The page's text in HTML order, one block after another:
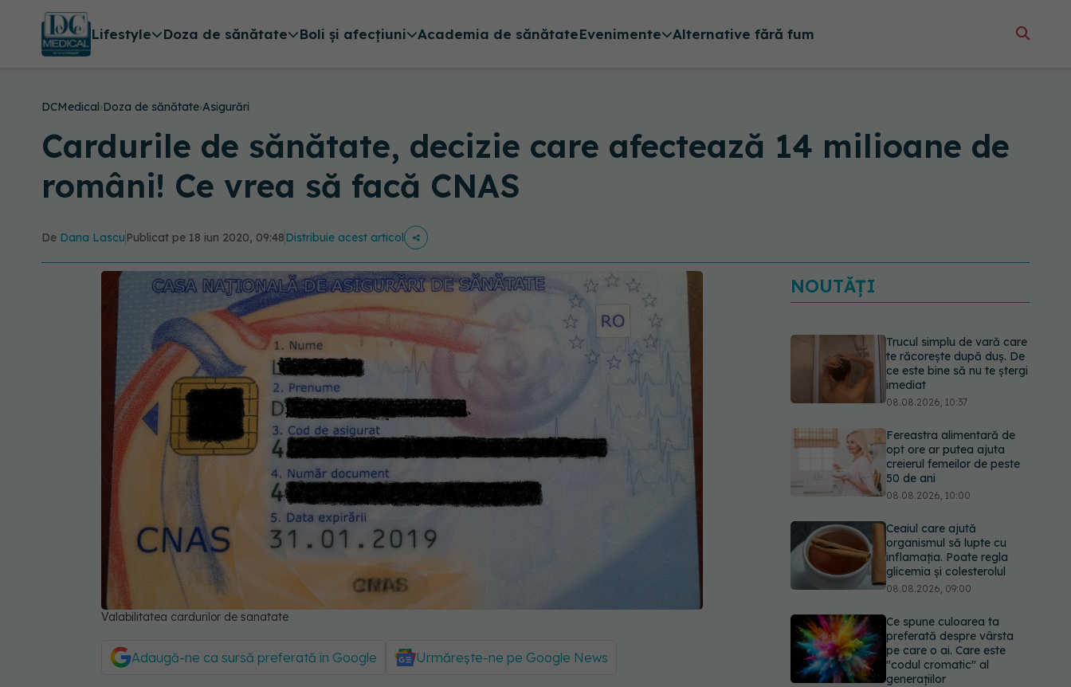
Lifestyle Doza de sănătate Boli și afecțiuni Academia de sănătateEvenimente Alternative fără fum
DCMedical›Doza de sănătate›Asigurări
Cardurile de sănătate, decizie care afectează 14 milioane de
români! Ce vrea să facă CNAS
De Dana Lascu Publicat pe 18 iun 2020, 09:48Distribuie acest articol
Valabilitatea cardurilor de sanatate
Adaugă-ne ca sursă preferată în Google Urmărește-ne pe Google News
NOUTĂȚI
Trucul simplu de vară care
te răcorește după duș. De
ce este bine să nu te ștergi
imediat
08.08.2026, 10:37
Fereastra alimentară de
opt ore ar putea ajuta
creierul femeilor de peste
50 de ani
08.08.2026, 10:00
Ceaiul care ajută
organismul să lupte cu
inflamația. Poate regla
glicemia și colesterolul
08.08.2026, 09:00
Ce spune culoarea ta
preferată despre vârsta
pe care o ai. Care este
"codul cromatic" al
generațiilor